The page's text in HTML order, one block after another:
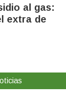
al gas:
extra de